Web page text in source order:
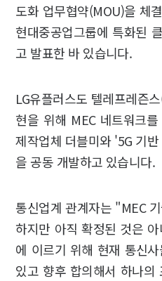
도화 업무협약(MOU)을 체
현대중공업그룹에 특화된
고 발표한 바 있습니다.
LG유플러스도 텔레프레즌
현을 위해 MEC 네트워크
제작업체 더블미와 '5G 기
을 공동 개발하고 있습니다.
통신업계 관계자는 "MEC
하지만 아직 확정된 것은
에 이르기 위해 현재 통신
있고 향후 합의해서 하나의